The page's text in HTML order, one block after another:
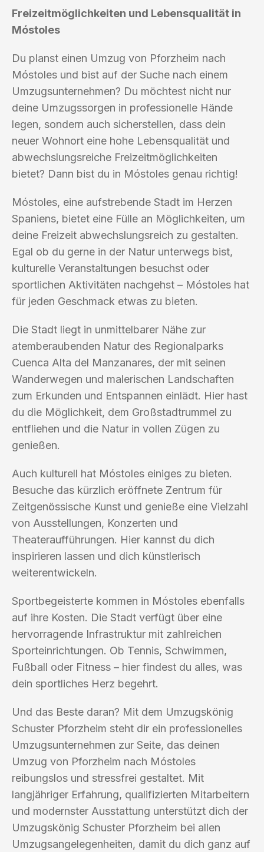
Freizeitmöglichkeiten und Lebensqualität in
Móstoles
Du planst einen Umzug von Pforzheim nach
Móstoles und bist auf der Suche nach einem
Umzugsunternehmen? Du möchtest nicht nur
deine Umzugssorgen in professionelle Hände
legen, sondern auch sicherstellen, dass dein
neuer Wohnort eine hohe Lebensqualität und
abwechslungsreiche Freizeitmöglichkeiten
bietet? Dann bist du in Móstoles genau richtig!
Móstoles, eine aufstrebende Stadt im Herzen
Spaniens, bietet eine Fülle an Möglichkeiten, um
deine Freizeit abwechslungsreich zu gestalten.
Egal ob du gerne in der Natur unterwegs bist,
kulturelle Veranstaltungen besuchst oder
sportlichen Aktivitäten nachgehst – Móstoles hat
für jeden Geschmack etwas zu bieten.
Die Stadt liegt in unmittelbarer Nähe zur
atemberaubenden Natur des Regionalparks
Cuenca Alta del Manzanares, der mit seinen
Wanderwegen und malerischen Landschaften
zum Erkunden und Entspannen einlädt. Hier hast
du die Möglichkeit, dem Großstadtrummel zu
entfliehen und die Natur in vollen Zügen zu
genießen.
Auch kulturell hat Móstoles einiges zu bieten.
Besuche das kürzlich eröffnete Zentrum für
Zeitgenössische Kunst und genieße eine Vielzahl
von Ausstellungen, Konzerten und
Theateraufführungen. Hier kannst du dich
inspirieren lassen und dich künstlerisch
weiterentwickeln.
Sportbegeisterte kommen in Móstoles ebenfalls
auf ihre Kosten. Die Stadt verfügt über eine
hervorragende Infrastruktur mit zahlreichen
Sporteinrichtungen. Ob Tennis, Schwimmen,
Fußball oder Fitness – hier findest du alles, was
dein sportliches Herz begehrt.
Und das Beste daran? Mit dem Umzugskönig
Schuster Pforzheim steht dir ein professionelles
Umzugsunternehmen zur Seite, das deinen
Umzug von Pforzheim nach Móstoles
reibungslos und stressfrei gestaltet. Mit
langjähriger Erfahrung, qualifizierten Mitarbeitern
und modernster Ausstattung unterstützt dich der
Umzugskönig Schuster Pforzheim bei allen
Umzugsangelegenheiten, damit du dich ganz auf